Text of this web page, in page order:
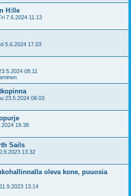
H:lle
7.6.2024 11.13
5.6.2024 17.03
08.11
23.5.2024 08.03
19.38
Sails
13.32
oleva kone, puuosia
13.14